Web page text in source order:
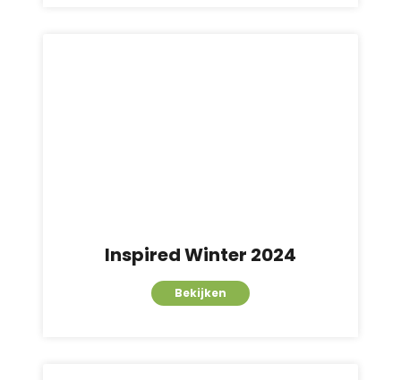
Inspired Winter 2024
Bekijken